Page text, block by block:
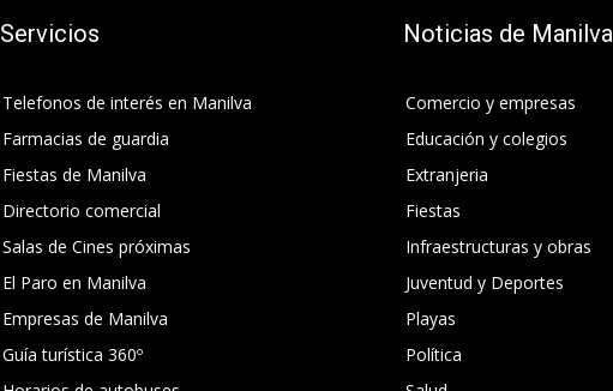
Servicios
Telefonos de interés en Manilva
Farmacias de guardia
Fiestas de Manilva
Directorio comercial
Salas de Cines próximas
El Paro en Manilva
Empresas de Manilva
Guía turística 360º
Noticias de Manilva
Comercio y empresas
Educación y colegios
Extranjeria
Fiestas
Infraestructuras y obras
Juventud y Deportes
Playas
Política